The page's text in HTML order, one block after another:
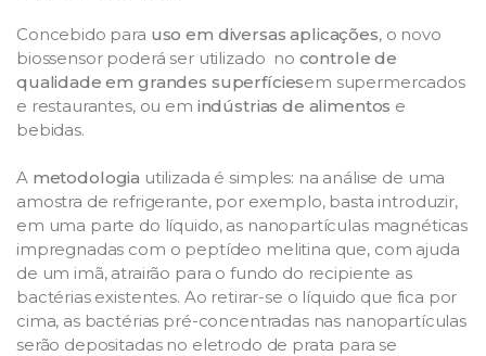
Concebido para uso em diversas aplicações, o novo
biossensor poderá ser utilizado no controle de
qualidade em grandes superfíciesem supermercados
e restaurantes, ou em indústrias de alimentos e
bebidas.
A metodologia utilizada é simples: na análise de uma
amostra de refrigerante, por exemplo, basta introduzir,
em uma parte do líquido, as nanopartículas magnéticas
impregnadas com o peptídeo melitina que, com ajuda
de um imã, atrairão para o fundo do recipiente as
bactérias existentes. Ao retirar-se o líquido que fica por
cima, as bactérias pré-concentradas nas nanopartículas
serão depositadas no eletrodo de prata para se